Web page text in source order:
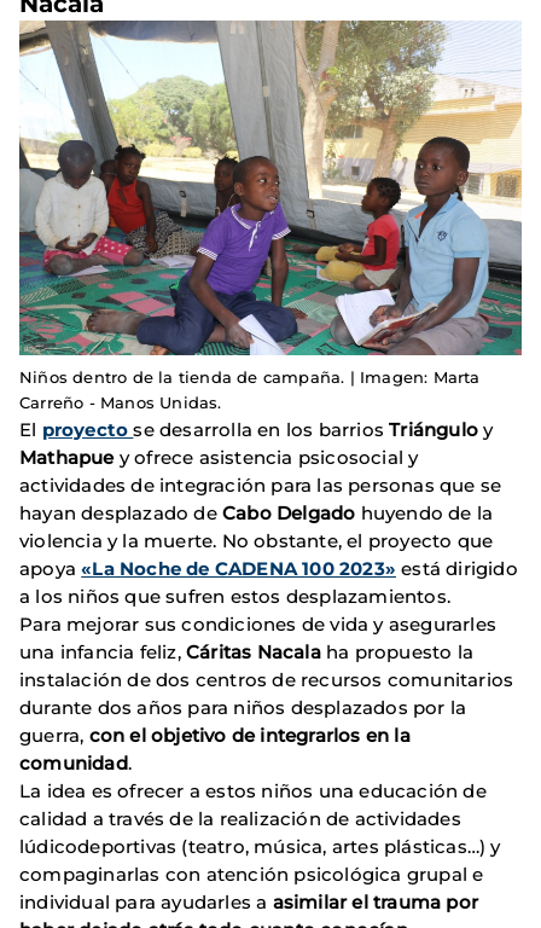
Niños dentro de la tienda de campaña. | Imagen: Marta
Carreño - Manos Unidas.
El proyectose desarrolla en los barriosTriánguloy
Mathapue y ofrece asistencia psicosocial y
actividades de integración para las personas que se
hayan desplazado de Cabo Delgado huyendo de la
violencia y la muerte. No obstante, el proyecto que
apoya«La Noche de CADENA 100 2023» está dirigido
a los niños que sufren estos desplazamientos.
Para mejorar sus condiciones de vida y asegurarles
una infancia feliz, Cáritas Nacalaha propuesto la
instalación de dos centros de recursos comunitarios
durante dos años para niños desplazados por la
guerra, con el objetivo de integrarlos en la
comunidad.
La idea es ofrecer a estos niños una educación de
calidad a través de la realización de actividades
lúdicodeportivas (teatro, música, artes plásticas…) y
compaginarlas con atención psicológica grupal e
individual para ayudarles a asimilar el trauma por